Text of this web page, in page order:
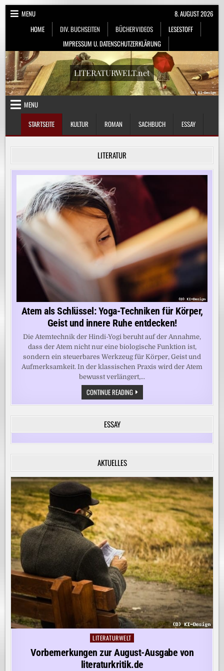
Skip
MENU
HOME
DIV. BUCHSEITEN BÜCHERVIDEOS
LESESTOFF
IMPRESSUM U. DATENSCHUTZERKLÄRUNG
8. AUGUST 2026
LITERATURWELT.net
MENU
STARTSEITE
KULTUR ROMAN SACHBUCH ESSAY
LITERATUR
Atem als Schlüssel: Yoga-Techniken für Körper,
Geist und innere Ruhe entdecken!
Die Atemtechnik der Hindi-Yogi beruht auf der Annahme,
dass der Atem nicht nur eine biologische Funktion ist,
sondern ein steuerbares Werkzeug für Körper, Geist und
Aufmerksamkeit. In der klassischen Praxis wird der Atem
bewusst verlängert,...
CONTINUE READINGATEM
ALS
SCHLÜSSEL:
TECHNIKEN
KÖRPER,
UND
RUHE
ESSAY
AKTUELLES
Posted
LITERATURWELT
Vorbemerkungen zur August-Ausgabe von
literaturkritik.de